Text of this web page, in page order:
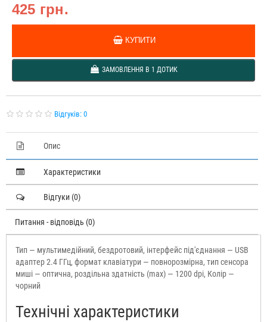
425 грн.
КУПИТИ
ЗАМОВЛЕННЯ В 1 ДОТИК
Відгуків: 0
Опис
Характеристики
Відгуки (0)
Питання - відповідь (0)
Тип — мультимедійний, бездротовий, інтерфейс під'єднання — USB
адаптер 2.4 ГГц, формат клавіатури — повнорозмірна, тип сенсора
миші — оптична, роздільна здатність (max) — 1200 dpi, Колір —
чорний
Технічні характеристики